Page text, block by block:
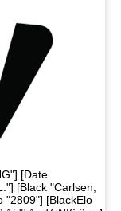
[Date
[Black "Carlsen,
"2809"] [BlackElo